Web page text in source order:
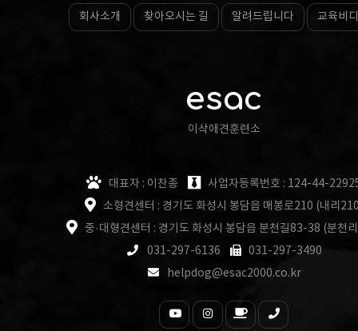
회사소개 찾아오시는 길 알려드립니다 교육비
esac
이삭애견훈련소
대표자 : 이찬종
사업자등록번호 : 124-44-
소형견센터 : 경기도 화성시 봉담읍 매봉로210 (내리
중·대형견센터 : 경기도 화성시 봉담읍 분천길83-38 (분천
031-297-6136
031-297-3490
helpdog@esac2000.co.kr